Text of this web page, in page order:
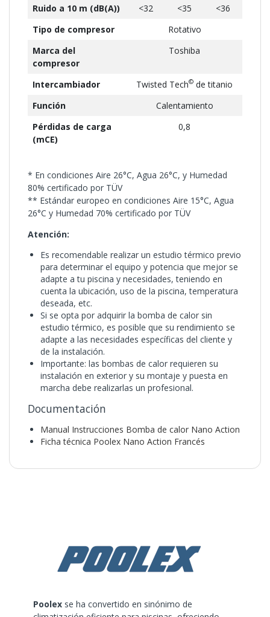
Ruido a 10 m (dB(A))
<32 <35
<36
Tipo de compresor
Rotativo
Marca del
compresor
Toshiba
Intercambiador Twisted Tech© de titanio
Función
Calentamiento
Pérdidas de carga
(mCE)
0,8
* En condiciones Aire 26°C, Agua 26°C, y Humedad
80% certificado por TÜV
** Estándar europeo en condiciones Aire 15°C, Agua
26°C y Humedad 70% certificado por TÜV
Atención:
Es recomendable realizar un estudio térmico previo
para determinar el equipo y potencia que mejor se
adapte a tu piscina y necesidades, teniendo en
cuenta la ubicación, uso de la piscina, temperatura
deseada, etc.
Si se opta por adquirir la bomba de calor sin
estudio térmico, es posible que su rendimiento se
adapte a las necesidades específicas del cliente y
de la instalación.
Importante: las bombas de calor requieren su
instalación en exterior y su montaje y puesta en
marcha debe realizarlas un profesional.
Documentación
Manual Instrucciones Bomba de calor Nano Action
Ficha técnica Poolex Nano Action Francés
Poolex se ha convertido en sinónimo de